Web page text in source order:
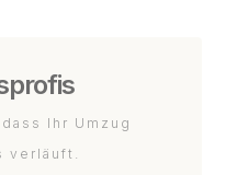
Ihr Umzug
verläuft.